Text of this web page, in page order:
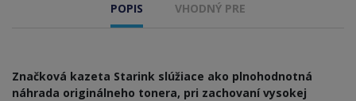
POPIS VHODNÝ PRE
Značková kazeta Starink slúžiace ako plnohodnotná
náhrada originálneho tonera, pri zachovaní vysokej